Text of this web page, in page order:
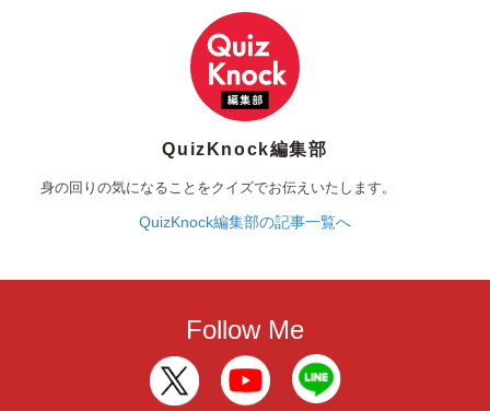
QuizKnock編集部
身の回りの気になることをクイズでお伝えいたします。
QuizKnock編集部の記事一覧へ
Follow Me